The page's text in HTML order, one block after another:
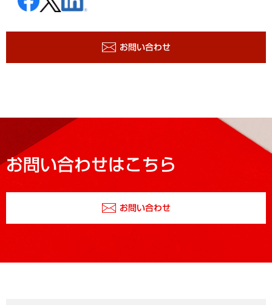
お問い合わせ
お問い合わせはこちら
お問い合わせ